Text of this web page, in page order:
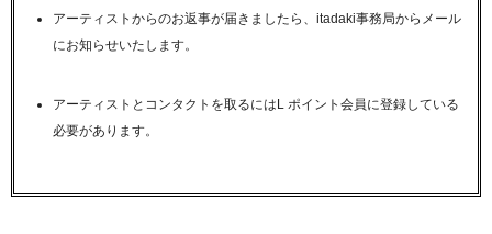
アーティストからのお返事が届きましたら、itadaki事務局からメール
にお知らせいたします。
アーティストとコンタクトを取るにはL ポイント会員に登録している
必要があります。